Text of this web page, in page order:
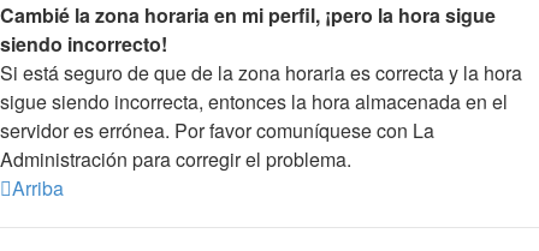
Cambié la zona horaria en mi perfil, ¡pero la hora sigue
siendo incorrecto!
Si está seguro de que de la zona horaria es correcta y la hora
sigue siendo incorrecta, entonces la hora almacenada en el
servidor es errónea. Por favor comuníquese con La
Administración para corregir el problema.
Arriba